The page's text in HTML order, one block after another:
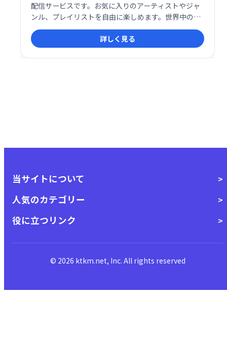
配信サービスです。お気に入りのアーティストやジャ
ンル、プレイリストを自由に楽しめます。世界中の音
楽をいつでもどこでも手軽に聴ける、音楽好きのため
の最高のサービスです。詳しく見る
当サイトについて
人気のカテゴリー
役に立つリンク
© 2026 ktkm.net, Inc. All rights reserved